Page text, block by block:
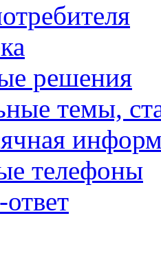
решения
темы,
телефоны